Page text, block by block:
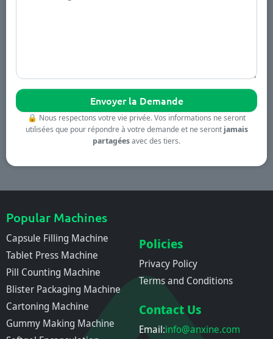
🔒 Nous respectons votre vie privée. Vos informations ne seront
utilisées que pour répondre à votre demande et ne seront jamais
partagéesavec des tiers.
Popular Machines
Capsule Filling Machine
Tablet Press Machine
Pill Counting Machine
Blister Packaging Machine
Cartoning Machine
Gummy Making Machine
Policies
Privacy Policy
Terms and Conditions
Contact Us
Email:info@anxine.com